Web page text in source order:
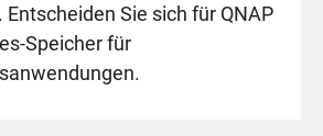
Sie sich für QNAP
Speicher für